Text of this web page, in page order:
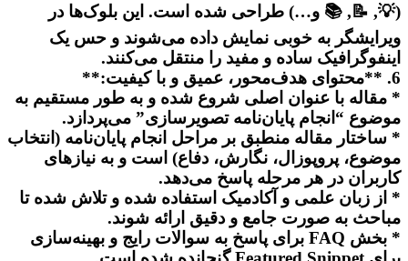
(💡, 📝, 📚 و…) طراحی شده است. این بلوک‌ها در
ویرایشگر به خوبی نمایش داده می‌شوند و حس یک
اینفوگرافیک ساده و مفید را منتقل می‌کنند.
6. **محتوای هدف‌محور، عمیق و با کیفیت:**
* مقاله با عنوان اصلی شروع شده و به طور مستقیم به
موضوع “انجام پایان‌نامه تصویرسازی” می‌پردازد.
* ساختار مقاله منطبق بر مراحل انجام پایان‌نامه (انتخاب
موضوع، پروپوزال، نگارش، دفاع) است و به نیازهای
کاربران در هر مرحله پاسخ می‌دهد.
* از زبان علمی و آکادمیک استفاده شده و تلاش شده تا
مباحث به صورت جامع و دقیق ارائه شوند.
* بخش FAQ برای پاسخ به سوالات رایج و بهینه‌سازی